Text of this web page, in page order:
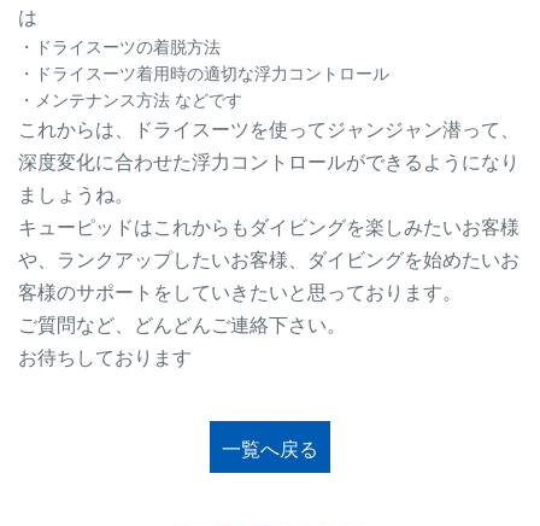
は
・ドライスーツの着脱方法
・ドライスーツ着用時の適切な浮力コントロール
・メンテナンス方法 などです
これからは、ドライスーツを使ってジャンジャン潜って、
深度変化に合わせた浮力コントロールができるようになり
ましょうね。
キューピッドはこれからもダイビングを楽しみたいお客様
や、ランクアップしたいお客様、ダイビングを始めたいお
客様のサポートをしていきたいと思っております。
ご質問など、どんどんご連絡下さい。
お待ちしております
一覧へ戻る